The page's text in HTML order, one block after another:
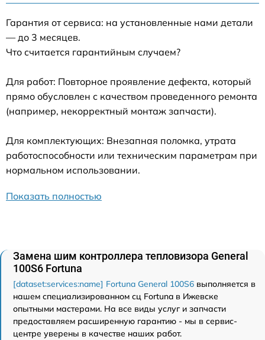
Гарантия от сервиса: на установленные нами детали
— до 3 месяцев.
Что считается гарантийным случаем?
Для работ: Повторное проявление дефекта, который
прямо обусловлен с качеством проведенного ремонта
(например, некорректный монтаж запчасти).
Для комплектующих: Внезапная поломка, утрата
работоспособности или техническим параметрам при
нормальном использовании.
Показать полностью
Замена шим контроллера тепловизора General
100S6 Fortuna
[dataset:services:name] Fortuna General 100S6 выполняется в
нашем специализированном сц Fortuna в Ижевске
опытными мастерами. На все виды услуг и запчасти
предоставляем расширенную гарантию - мы в сервис-
центре уверены в качестве наших работ.